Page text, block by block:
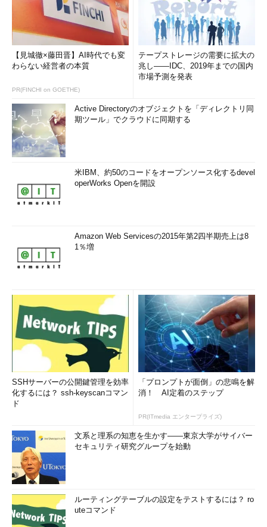
【見城徹×藤田晋】AI時代でも変
わらない経営者の本質
PR(FINCHI on GOETHE)
テープストレージの需要に拡大の
兆し――IDC、2019年までの国内
市場予測を発表
Active Directoryのオブジェクトを「ディレクトリ同
期ツール」でクラウドに同期する
米IBM、約50のコードをオープンソース化するdevel
operWorks Openを開設
Amazon Web Servicesの2015年第2四半期売上は8
1％増
SSHサーバーの公開鍵管理を効率
化するには？ ssh-keyscanコマン
ド
「プロンプトが面倒」の悲鳴を解
消！ AI定着のステップ
PR(ITmedia エンタープライズ)
文系と理系の知恵を生かす――東京大学がサイバー
セキュリティ研究グループを始動
ルーティングテーブルの設定をテストするには？ ro
uteコマンド